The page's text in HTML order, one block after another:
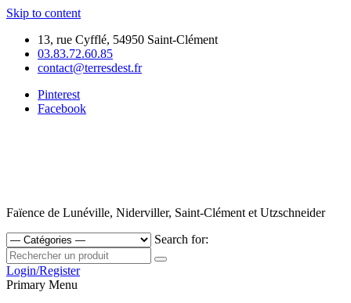
Skip to content
13, rue Cyfflé, 54950 Saint-Clément
03.83.72.60.85
contact@terresdest.fr
Pinterest
Facebook
Faïence de Lunéville, Niderviller, Saint-Clément et Utzschneider
Search for:
Login/Register
Primary Menu